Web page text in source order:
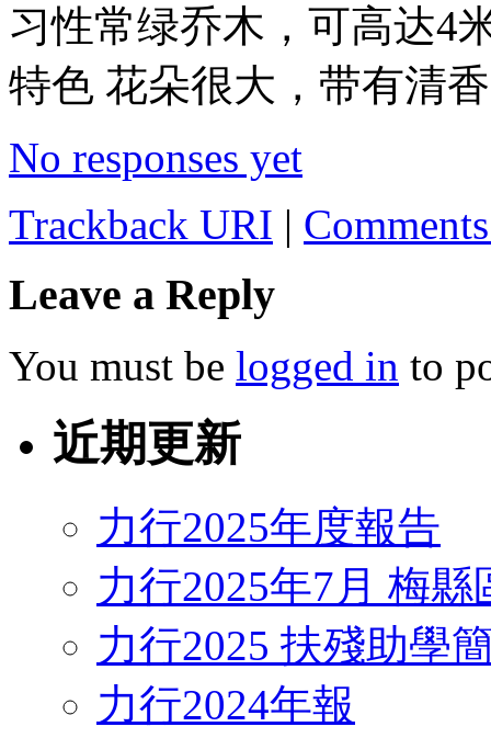
习性常绿乔木，可高达4
特色 花朵很大，带有清
No responses yet
Trackback URI |
Leave a Reply
You must be logged in to
近期更新
力行2025年度報告
力行2025年7月 梅
力行2025 扶殘助學
力行2024年報